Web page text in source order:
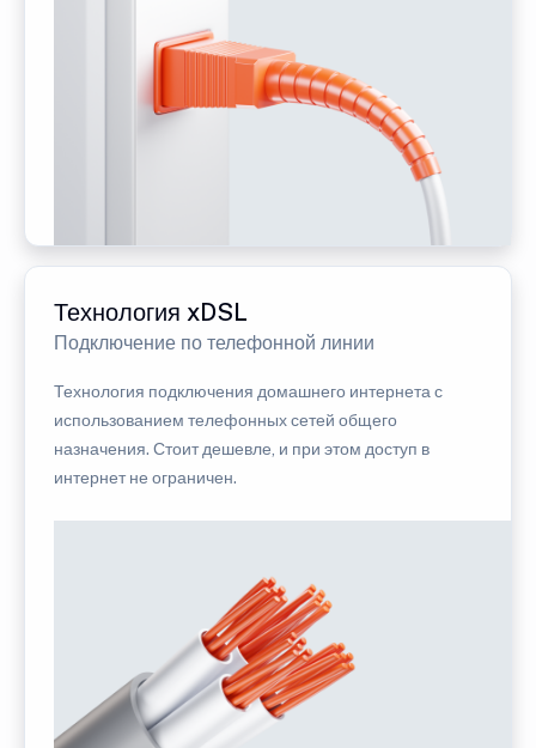
Технология xDSL
Подключение по телефонной линии
Технология подключения домашнего интернета с
использованием телефонных сетей общего
назначения. Стоит дешевле, и при этом доступ в
интернет не ограничен.